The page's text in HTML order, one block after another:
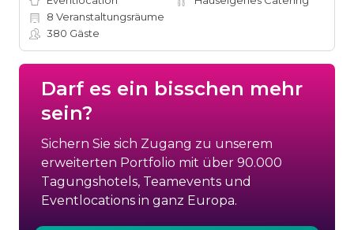
8 Veranstaltungsräume
380 Gäste
Darf es ein bisschen mehr
sein?
Sichern Sie sich Zugang zu unserem
erweiterten Portfolio mit über 90.000
Tagungshotels, Teamevents und
Eventlocations in ganz Europa.